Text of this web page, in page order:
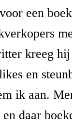
een
kreeg
en
ik aan.
daar